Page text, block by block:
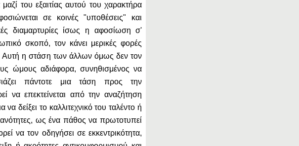
του εξαιτίας αυτού του χαρακτήρα
σε κοινές "υποθέσεις" και
διαμαρτυρίες ίσως η αφοσίωση σ'
σκοπό, τον κάνει μερικές φορές
Αυτή η στάση των άλλων όμως δεν τον
ώμους αδιάφορα, συνηθισμένος να
πάντοτε μια τάση προς την
να επεκτείνεται από την αναζήτηση
δείξει το καλλιτεχνικό του ταλέντο ή
ως ένα πάθος να πρωτοτυπεί
να τον οδηγήσει σε εκκεντρικότητα,